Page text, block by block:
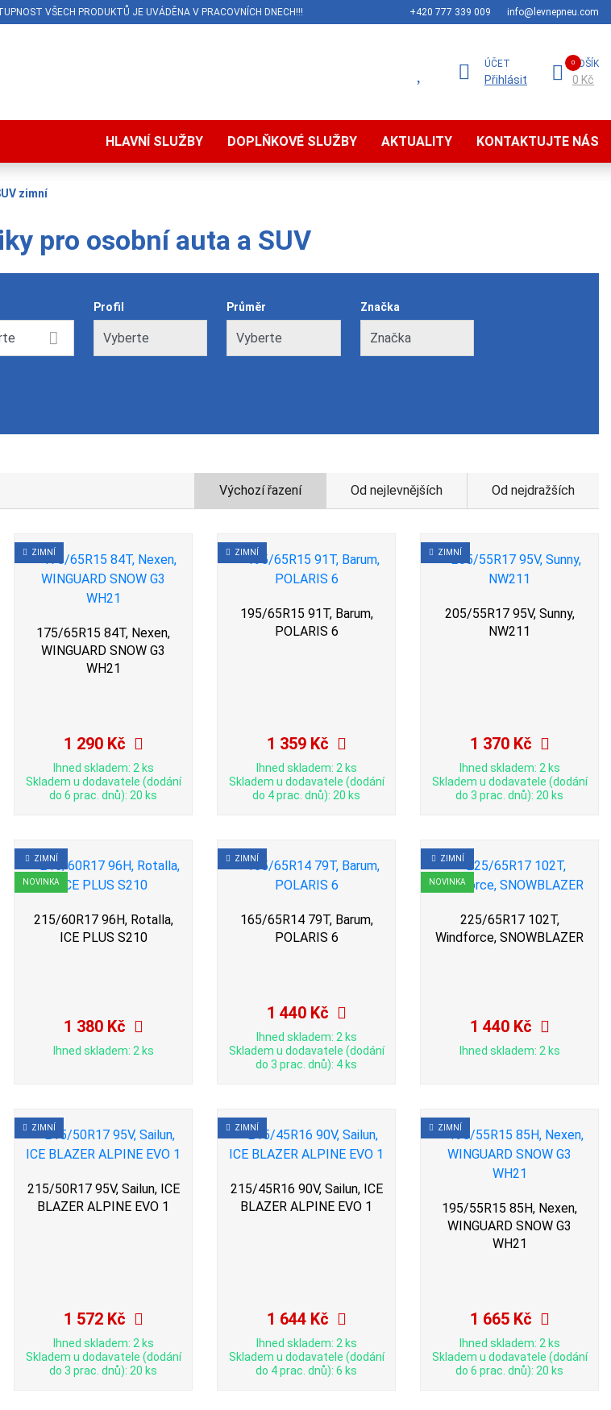
VŠECH PRODUKTŮ JE UVÁDĚNA V PRACOVNÍCH DNECH!!! +420 777 339 009 info@levnepneu.com
ÚČET
Přihlásit
KOŠÍK
0 Kč
HLAVNÍ SLUŽBY DOPLŇKOVÉ SLUŽBY AKTUALITY KONTAKTUJTE NÁS
zimní
pro osobní auta a SUV
Profil Průměr Značka
Výchozí řazení Od nejlevnějších Od nejdražších
ZIMNÍ
175/65R15 84T, Nexen,
WINGUARD SNOW G3
WH21
1 290 Kč
Ihned skladem: 2 ks
Skladem u dodavatele (dodání
do 6 prac. dnů): 20 ks
ZIMNÍ
195/65R15 91T, Barum,
POLARIS 6
1 359 Kč
Ihned skladem: 2 ks
Skladem u dodavatele (dodání
do 4 prac. dnů): 20 ks
ZIMNÍ
205/55R17 95V, Sunny,
NW211
1 370 Kč
Ihned skladem: 2 ks
Skladem u dodavatele (dodání
do 3 prac. dnů): 20 ks
ZIMNÍ
NOVINKA
215/60R17 96H, Rotalla,
ICE PLUS S210
1 380 Kč
Ihned skladem: 2 ks
ZIMNÍ
165/65R14 79T, Barum,
POLARIS 6
1 440 Kč
Ihned skladem: 2 ks
Skladem u dodavatele (dodání
do 3 prac. dnů): 4 ks
ZIMNÍ
NOVINKA
225/65R17 102T,
Windforce, SNOWBLAZER
1 440 Kč
Ihned skladem: 2 ks
ZIMNÍ
215/50R17 95V, Sailun, ICE
BLAZER ALPINE EVO 1
1 572 Kč
Ihned skladem: 2 ks
Skladem u dodavatele (dodání
do 3 prac. dnů): 20 ks
ZIMNÍ
215/45R16 90V, Sailun, ICE
BLAZER ALPINE EVO 1
1 644 Kč
Ihned skladem: 2 ks
Skladem u dodavatele (dodání
do 4 prac. dnů): 6 ks
ZIMNÍ
195/55R15 85H, Nexen,
WINGUARD SNOW G3
WH21
1 665 Kč
Ihned skladem: 2 ks
Skladem u dodavatele (dodání
do 6 prac. dnů): 20 ks